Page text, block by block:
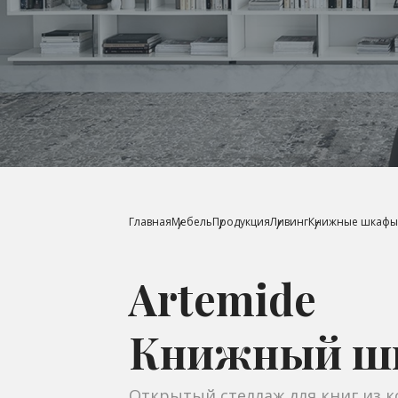
ГлавнаяМебельПродукцияЛивингКнижные шкафы
Artemide
Книжный